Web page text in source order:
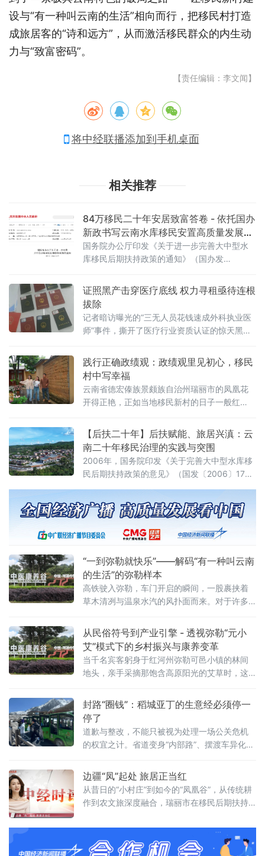
设与“有一种叫云南的生活”相向而行，把移民村打造
成旅居客的“诗和远方”，从而激活移民群众的内生动
力与“致富密码”。
【责任编辑：李文闻】
将中经联播添加到手机桌面
相关推荐
84万移民二十年安居致富答卷 - 依托国办
新政书写云南水库移民安置高质量发展新
篇章
国务院办公厅印发《关于进一步完善大中型水
库移民后期扶持政策的通知》（国办发
限，2026年7月1日后新建水库移民扶持期限统
一定为25年，移民扶持标准保持每人每年600
元不变。 此次新政是2006年国家水库移民扶持
政策实施二十年后，民生保障制度的重大升
级。作为全国水利水电工程核心主战场，二十
证照黑产击穿医疗底线 权力寻租亟待连根
拔除
记者暗访曝光的“三无人员花钱速成外科执业医
师”事件，撕开了医疗行业资质认证的惊天黑
档案，普通人只需缴纳数万至数十万元费用，
便可通过中介机构打通官方系统，一夜变身官
网可查、履历齐全的“正规外科医师”。这条横跨
多省市、贯通培训机构与职能部门的黑色产业
链，不仅彻底击穿了医疗执业的职业底线，更
发全社
践行正确政绩观：政绩观里见初心，移民
村中写幸福
云南省德宏傣族景颇族自治州瑞丽市的凤凰花
开得正艳，正如当地移民新村的日子一般红
足的"凤凰谷"，瑞丽市在移民后期扶持工作中的
生动实践
【后扶二十年】后扶赋能、旅居兴滇：云
南二十年移民治理的实践与突围
2006年，国务院印发《关于完善大中型水库移
民后期扶持政策的意见》（国发〔2006〕17
7月起享受为期二十年、每人每年600元标准的
后期扶持，这一里程碑式政策，为全国水利水
“一到弥勒就快乐”——解码“有一种叫云南
的生活”的弥勒样本
高铁驶入弥勒，车门开启的瞬间，一股裹挟着
草木清冽与温泉水汽的风扑面而来。对于许多
是一句文旅口号，更是对“有一种叫云南的生
活”的具象化预演。近日，在弥勒可邑小镇举办
的“端午千人采艾大典”，恰似一个微观窗口，层
层解剖了这种生活方式何以动人：它始于山水
之怡，融于人文之暖，醉于风情之烈，最终归
绘就“云南
从民俗符号到产业引擎 - 透视弥勒“元小
艾”模式下的乡村振兴与康养变革
当千名宾客躬身于红河州弥勒可邑小镇的林间
地头，亲手采摘那饱含高原阳光的艾草时，这
业变革的信号。这场由元小艾品牌与弥勒森林
康养基地联手打造的“千人采艾大典”，看似是一
场文旅盛会，实则是在“健康中国”与“乡村振
兴”两大国家战略交汇点上，落下的一枚关键棋
子。打破同质化困局：高原禀赋重塑艾草“硬实
封路“圈钱”：稻城亚丁的生意经必须停一
停了
道歉与整改，不能只被视为处理一场公关危机
的权宜之计。省道变身“内部路”、摆渡车异化
的门票经济思维和捆绑消费乱象，更暴露出法
治意识淡薄与服务理念的严重错位
边疆“凤”起处 旅居正当红
从昔日的“小村庄”到如今的“凤凰谷”，从传统耕
作到农文旅深度融合，瑞丽市在移民后期扶持
一份群众满意、经得起检验的实干答卷。特别
是红光村与芒岗村，作为镶嵌在祖国西南边陲